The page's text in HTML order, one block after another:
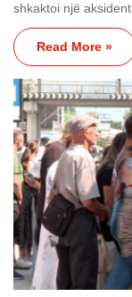
shkaktoi një
Read More »